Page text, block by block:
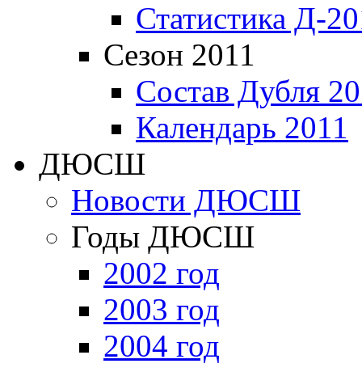
Статистика Д-
Сезон 2011
Состав Дубля
Календарь 2011
ДЮСШ
Новости ДЮСШ
Годы ДЮСШ
2002 год
2003 год
2004 год